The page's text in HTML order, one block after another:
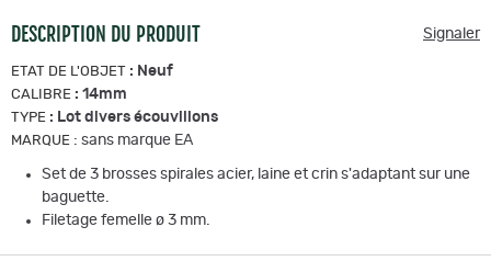
DESCRIPTION DU PRODUIT Signaler
ETAT DE L'OBJET : Neuf
CALIBRE : 14mm
TYPE : Lot divers écouvillons
MARQUE : sans marque EA
Set de 3 brosses spirales acier, laine et crin s'adaptant sur une
baguette.
Filetage femelle ø 3 mm.